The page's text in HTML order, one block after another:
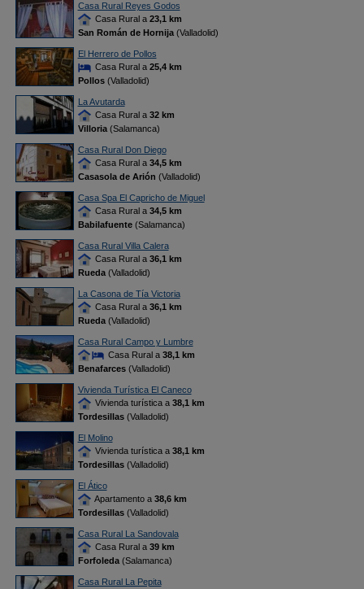
Casa Rural Reyes Godos
Casa Rural a 23,1 km
San Román de Hornija(Valladolid)
El Herrero de Pollos
Casa Rural a 25,4 km
Pollos(Valladolid)
La Avutarda
Casa Rural a 32 km
Villoria(Salamanca)
Casa Rural Don Diego
Casa Rural a 34,5 km
Casasola de Arión (Valladolid)
Casa Spa El Capricho de Miguel
Casa Rural a 34,5 km
Babilafuente(Salamanca)
Casa Rural Villa Calera
Casa Rural a 36,1 km
Rueda(Valladolid)
La Casona de Tía Victoria
Casa Rural a 36,1 km
Rueda(Valladolid)
Casa Rural Campo y Lumbre
Casa Rural a 38,1 km
Benafarces(Valladolid)
Vivienda Turística El Caneco
Vivienda turística a 38,1 km
Tordesillas(Valladolid)
El Molino
Vivienda turística a 38,1 km
Tordesillas(Valladolid)
El Ático
Apartamento a 38,6 km
Tordesillas(Valladolid)
Casa Rural La Sandovala
Casa Rural a 39 km
Forfoleda(Salamanca)
Casa Rural La Pepita